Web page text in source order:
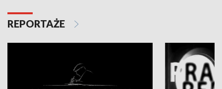
REPORTAŻE